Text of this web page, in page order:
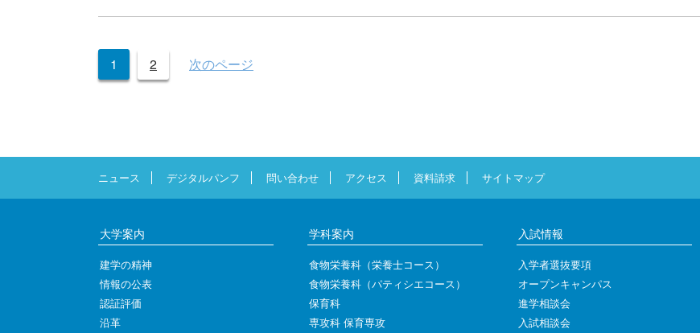
投
稿
ー
ジ
送
1 2 次のページ
ニュース デジタルパンフ 問い合わせ アクセス 資料請求 サイトマップ
大学案内
建学の精神
情報の公表
認証評価
沿革
学科案内
食物栄養科（栄養士コース）
食物栄養科（パティシエコース）
保育科
専攻科 保育専攻
入試情報
入学者選抜要項
オープンキャンパス
進学相談会
入試相談会